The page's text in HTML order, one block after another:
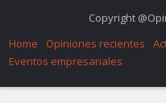
Copyright
Home
Opiniones recientes
Eventos empresariales